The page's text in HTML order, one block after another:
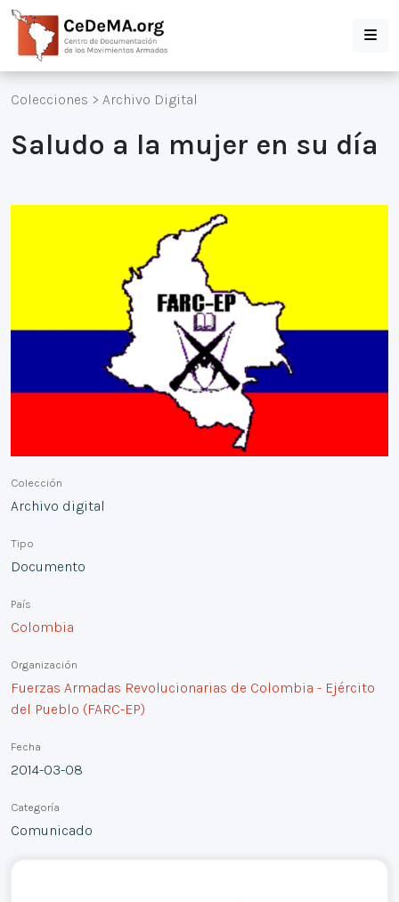
Colecciones > Archivo Digital
Saludo a la mujer en su día
Colección
Archivo digital
Tipo
Documento
País
Colombia
Organización
Fuerzas Armadas Revolucionarias de Colombia - Ejército
del Pueblo (FARC-EP)
Fecha
2014-03-08
Categoría
Comunicado